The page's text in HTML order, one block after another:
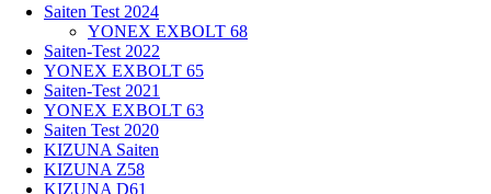
Saiten Test 2024
YONEX EXBOLT 68
Saiten-Test 2022
YONEX EXBOLT 65
Saiten-Test 2021
YONEX EXBOLT 63
Saiten Test 2020
KIZUNA Saiten
KIZUNA Z58
KIZUNA D61